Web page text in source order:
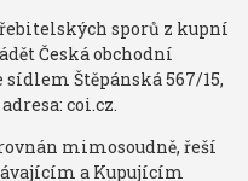
sporů z kupní
Česká obchodní
sídlem Štěpánská 567/15,
coi.cz.
mimosoudně, řeší
a Kupujícím